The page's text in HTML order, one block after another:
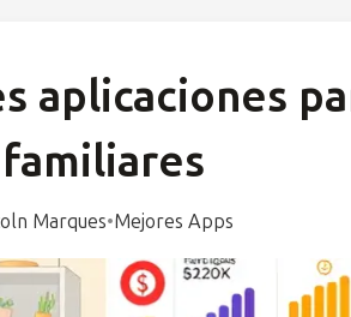
aplicaciones
Marques•Mejores Apps